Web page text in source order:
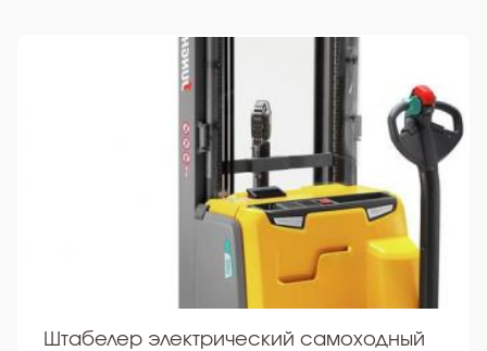
Штабелер электрический самоходный